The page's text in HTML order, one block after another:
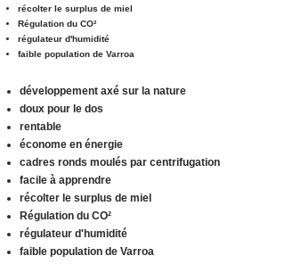
récolter le surplus de miel
Régulation du CO²
régulateur d'humidité
faible population de Varroa
développement axé sur la nature
doux pour le dos
rentable
économe en énergie
cadres ronds moulés par centrifugation
facile à apprendre
récolter le surplus de miel
Régulation du CO²
régulateur d'humidité
faible population de Varroa